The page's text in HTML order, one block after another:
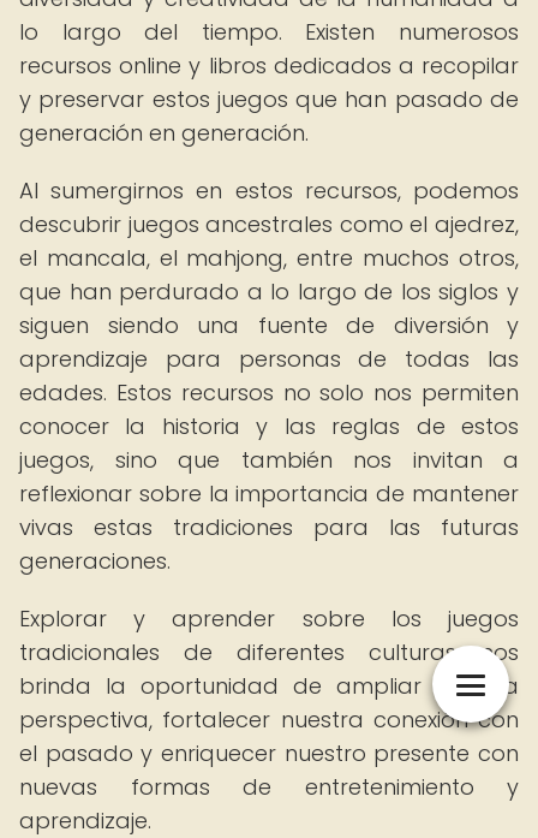
lo largo del tiempo. Existen numerosos
recursos online y libros dedicados a recopilar
y preservar estos juegos que han pasado de
generación en generación.
Al sumergirnos en estos recursos, podemos
descubrir juegos ancestrales como el ajedrez,
el mancala, el mahjong, entre muchos otros,
que han perdurado a lo largo de los siglos y
siguen siendo una fuente de diversión y
aprendizaje para personas de todas las
edades. Estos recursos no solo nos permiten
conocer la historia y las reglas de estos
juegos, sino que también nos invitan a
reflexionar sobre la importancia de mantener
vivas estas tradiciones para las futuras
generaciones.
Explorar y aprender sobre los juegos
tradicionales de diferentes culturas nos
brinda la oportunidad de ampliar nuestra
perspectiva, fortalecer nuestra conexión con
el pasado y enriquecer nuestro presente con
nuevas formas de entretenimiento y
aprendizaje.